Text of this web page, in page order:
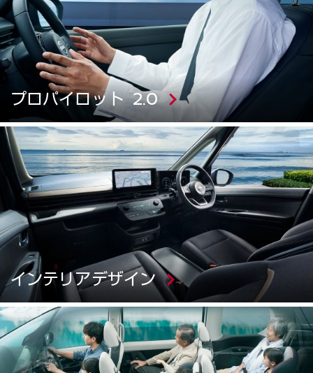
プロパイロット 2.0
インテリアデザイン